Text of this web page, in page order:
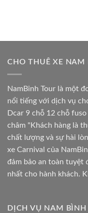
CHO THUÊ XE NAM
NamBinh Tour là một
nổi tiếng với dịch vụ
Dcar 9 chỗ 12 chỗ
châm "Khách hàng là
chất lượng và sự hài
xe Carnival của
đảm bảo an toàn tuyệt
nhất cho hành khách.
DỊCH VỤ NAM BÌNH